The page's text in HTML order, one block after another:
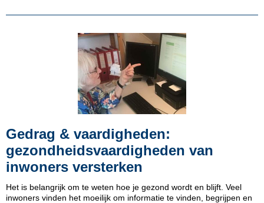
Gedrag & vaardigheden:
gezondheidsvaardigheden van
inwoners versterken
Het is belangrijk om te weten hoe je gezond wordt en blijft. Veel
inwoners vinden het moeilijk om informatie te vinden, begrijpen en